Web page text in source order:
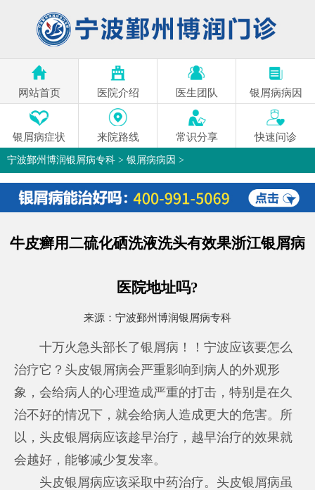
网站首页 医院介绍 医生团队 银屑病病因
银屑病症状 来院路线 常识分享 快速问诊
宁波鄞州博润银屑病专科 > 银屑病病因 >
牛皮癣用二硫化硒洗液洗头有效果浙江银屑病
医院地址吗?
来源： 宁波鄞州博润银屑病专科
十万火急头部长了银屑病！！宁波应该要怎么
治疗它？头皮银屑病会严重影响到病人的外观形
象，会给病人的心理造成严重的打击，特别是在久
治不好的情况下，就会给病人造成更大的危害。所
以，头皮银屑病应该趁早治疗，越早治疗的效果就
会越好，能够减少复发率。
头皮银屑病应该采取中药治疗。头皮银屑病虽